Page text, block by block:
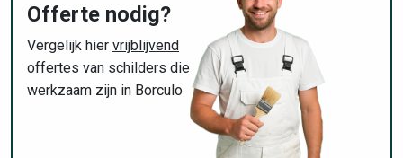
Offerte nodig?
Vergelijk hier vrijblijvend
offertes van schilders die
werkzaam zijn in Borculo